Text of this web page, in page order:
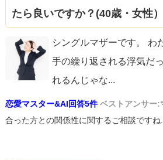
たら良いですか？(40歳・女性）
シングルマザーです。 わ
手の繰り返される浮気だ
れるんじゃな...
恋愛マスター&AI回答5件 ベストアンサー:
合った方との関係性に関するご相談ですね